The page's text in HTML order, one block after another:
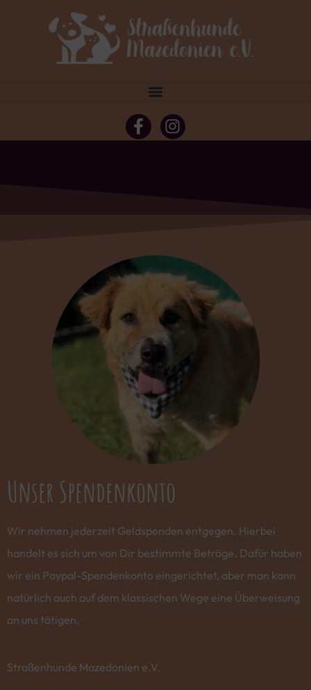
Unser Spendenkonto
Wir nehmen jederzeit Geldspenden entgegen. Hierbei
handelt es sich um von Dir bestimmte Beträge. Dafür haben
wir ein Paypal-Spendenkonto eingerichtet, aber man kann
natürlich auch auf dem klassischen Wege eine Überweisung
an uns tätigen.
Straßenhunde Mazedonien e.V.